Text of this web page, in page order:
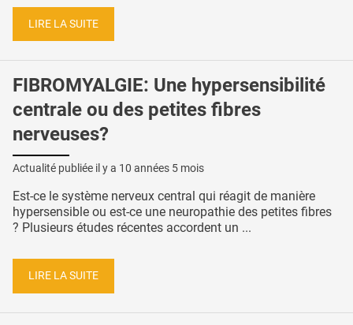
LIRE LA SUITE
FIBROMYALGIE: Une hypersensibilité
centrale ou des petites fibres
nerveuses?
Actualité publiée il y a 10 années 5 mois
Est-ce le système nerveux central qui réagit de manière
hypersensible ou est-ce une neuropathie des petites fibres
? Plusieurs études récentes accordent un ...
LIRE LA SUITE